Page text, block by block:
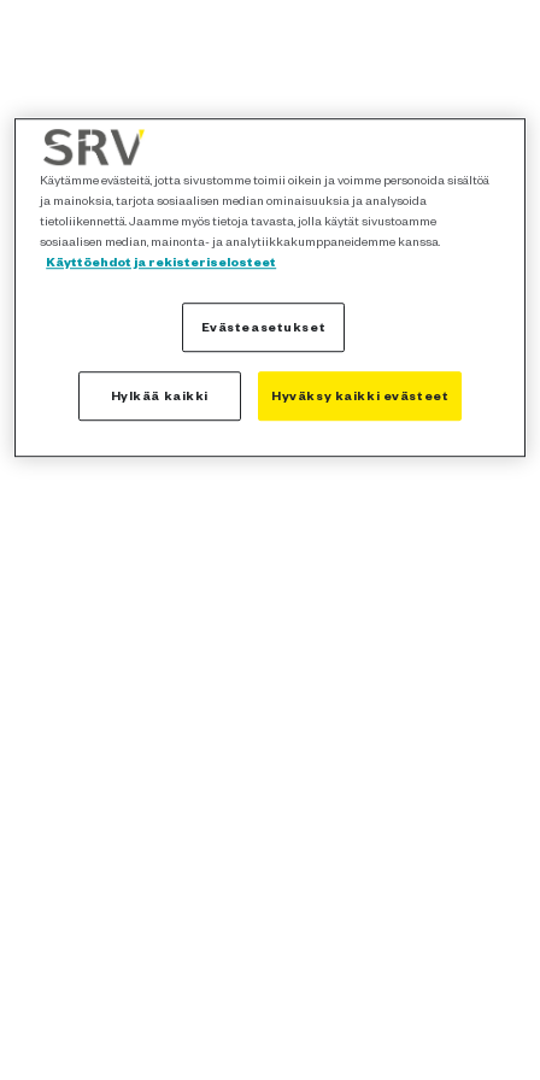
Käytämme evästeitä, jotta sivustomme toimii oikein ja voimme personoida sisältöä
ja mainoksia, tarjota sosiaalisen median ominaisuuksia ja analysoida
tietoliikennettä. Jaamme myös tietoja tavasta, jolla käytät sivustoamme
sosiaalisen median, mainonta- ja analytiikkakumppaneidemme kanssa.
Käyttöehdot ja rekisteriselosteet
Evästeasetukset
Hylkää kaikki Hyväksy kaikki evästeet